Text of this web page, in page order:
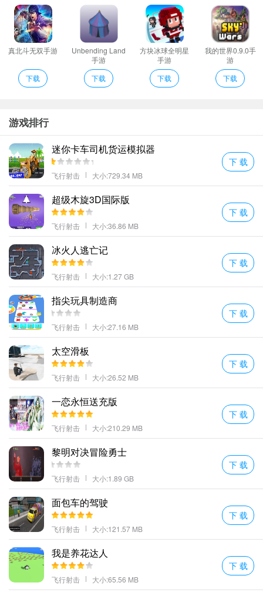
无限空战特色
真实的驾驶飞行体验D的飞行视觉感受十分的精彩体验的过程更加完
美；
游戏中还有不同的游戏战斗机玩家可以选择每一个都是非常的炫
酷。
对敌人发起强烈的进攻成为空中霸主。
更多好玩的手游，请持续关注顺发游戏网
真北斗无双手游
下载
Unbending Land
手游
下载
方块冰球全明星
手游
下载
我的世界0.9.0手
游
下载
游戏排行
迷你卡车司机货运模拟器
飞行射击 大小:729.34 MB
下 载
超级木旋3D国际版
飞行射击 大小:36.86 MB
下 载
冰火人逃亡记
飞行射击 大小:1.27 GB
下 载
指尖玩具制造商
飞行射击 大小:27.16 MB
下 载
太空滑板
飞行射击 大小:26.52 MB
下 载
一恋永恒送充版
飞行射击 大小:210.29 MB
下 载
黎明对决冒险勇士
飞行射击 大小:1.89 GB
下 载
面包车的驾驶
飞行射击 大小:121.57 MB
下 载
我是养花达人
飞行射击 大小:65.56 MB
下 载